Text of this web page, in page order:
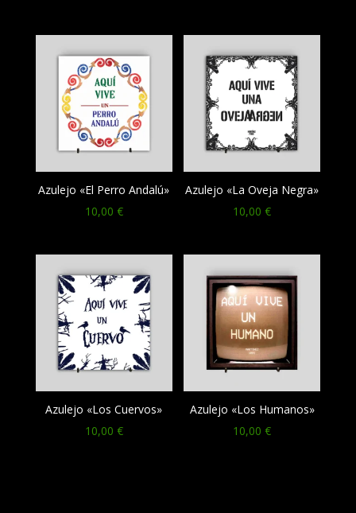
Azulejo «El Perro Andalú»
10,00 €
Azulejo «La Oveja Negra»
10,00€
Azulejo «Los Cuervos»
10,00 €
Azulejo «Los Humanos»
10,00€